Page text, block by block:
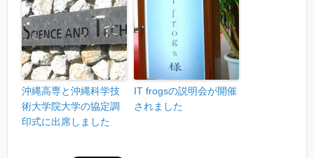
沖縄高専と沖縄科学技
術大学院大学の協定調
印式に出席しました
IT frogsの説明会が開催
されました